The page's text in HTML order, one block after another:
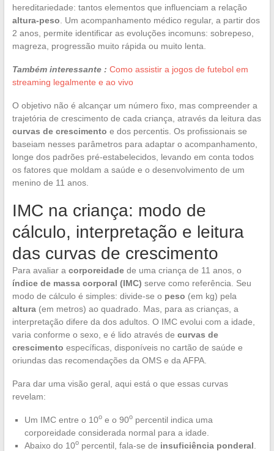
hereditariedade: tantos elementos que influenciam a relação
altura-peso . Um acompanhamento médico regular, a partir dos
2 anos, permite identificar as evoluções incomuns: sobrepeso,
magreza, progressão muito rápida ou muito lenta.
Também interessante : Como assistir a jogos de futebol em
streaming legalmente e ao vivo
O objetivo não é alcançar um número fixo, mas compreender a
trajetória de crescimento de cada criança, através da leitura das
curvas de crescimento e dos percentis. Os profissionais se
baseiam nesses parâmetros para adaptar o acompanhamento,
longe dos padrões pré-estabelecidos, levando em conta todos
os fatores que moldam a saúde e o desenvolvimento de um
menino de 11 anos.
IMC na criança: modo de
cálculo, interpretação e leitura
das curvas de crescimento
Para avaliar a corporeidadede uma criança de 11 anos, o
índice de massa corporal (IMC) serve como referência. Seu
modo de cálculo é simples: divide-se o peso (em kg) pela
altura(em metros) ao quadrado. Mas, para as crianças, a
interpretação difere da dos adultos. O IMC evolui com a idade,
varia conforme o sexo, e é lido através de curvas de
crescimento específicas, disponíveis no cartão de saúde e
oriundas das recomendações da OMS e da AFPA.
Para dar uma visão geral, aqui está o que essas curvas
revelam:
Um IMC entre o 10oe o 90opercentil indica uma
corporeidade considerada normal para a idade.
Abaixo do 10opercentil, fala-se de insuficiência ponderal